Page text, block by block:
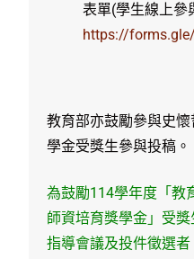
表單(學生線上參
https://
教育部亦鼓勵參與史
學金受獎生參與投稿。
為鼓勵114學年度「教
師資培育獎學金」受
指導會議及投件徵選